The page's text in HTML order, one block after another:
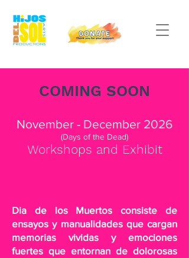
COMING SOON
November - December 2026
(Days of the Dead)
Workshops and Exhibit
Dia de los Muertos consiste de
ensayos y manualidades que cargan
memorias vividas y emociones
fuertes que entornan de dolorosas